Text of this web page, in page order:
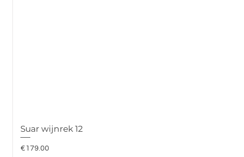
Suar wijnrek 12
Prijs
€179.00